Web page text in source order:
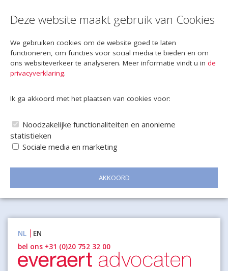
Deze website maakt gebruik van Cookies
We gebruiken cookies om de website goed te laten
functioneren, om functies voor social media te bieden en om
ons websiteverkeer te analyseren. Meer informatie vindt u in de
privacyverklaring.
Ik ga akkoord met het plaatsen van cookies voor:
Noodzakelijke functionaliteiten en anonieme
statistieken
Sociale media en marketing
AKKOORD
inhoud
NL
EN
bel ons +31 (0)20 752 32 00